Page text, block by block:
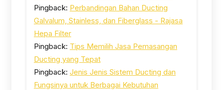
Pingback: Perbandingan Bahan Ducting
Galvalum, Stainless, dan Fiberglass - Rajasa
Hepa Filter
Pingback: Tips Memilih Jasa Pemasangan
Ducting yang Tepat
Pingback: Jenis Jenis Sistem Ducting dan
Fungsinya untuk Berbagai Kebutuhan